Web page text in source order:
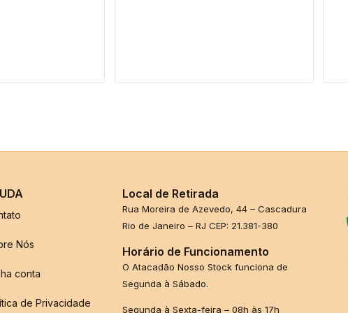
Nós
conta
de Privacidade
Local de Retirada
Rua Moreira de Azevedo, 44 – Cascadura
Rio de Janeiro – RJ CEP: 21.381-380
Horário de Funcionamento
O Atacadão Nosso Stock funciona de
Segunda à Sábado.
Segunda à Sexta-feira – 08h às 17h